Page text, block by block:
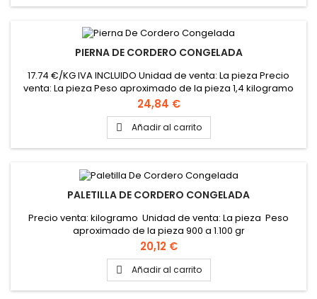
PIERNA DE CORDERO CONGELADA
17.74 €/KG IVA INCLUIDO Unidad de venta: La pieza Precio
venta: La pieza Peso aproximado de la pieza 1,4 kilogramo
Precio
24,84 €
 Añadir al carrito
PALETILLA DE CORDERO CONGELADA
Precio venta: kilogramo Unidad de venta: La pieza Peso
aproximado de la pieza 900 a 1.100 gr
Precio
20,12 €
 Añadir al carrito